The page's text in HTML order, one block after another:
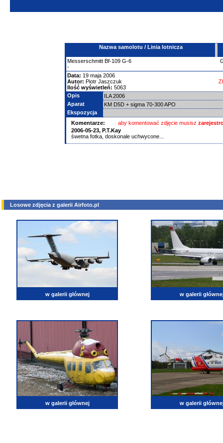
Nazwa samolotu / Linia lotnicza
Messerschmitt Bf-109 G-6
-
Data: 19 maja 2006
Autor: Piotr Jaszczuk
Ilość wyświetleń: 5063
Opis
ILA 2006
Aparat
KM D5D + sigma 70-300 APO
Ekspozycja
Komentarze:
aby komentować zdjęcie musisz
2006-05-23, P.T.Kay
śwetna fotka, doskonale uchwycone...
Losowe zdjęcia z galerii Airfoto.pl
w galerii głównej w galerii
w galerii głównej w galerii